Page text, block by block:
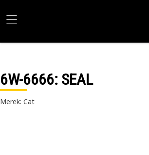
6W-6666: SEAL
Merek: Cat